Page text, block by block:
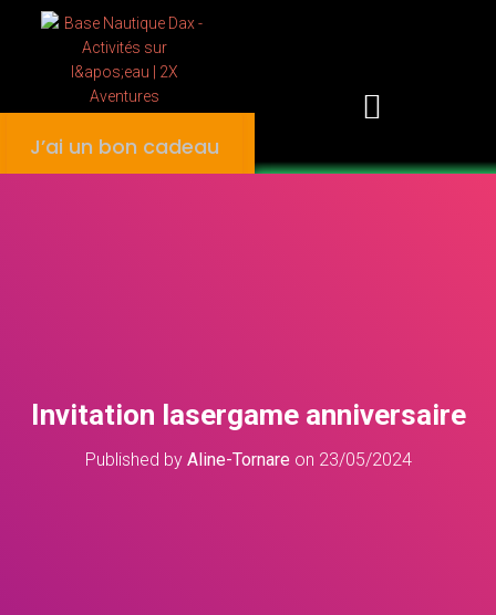
J’ai un bon cadeau
Invitation lasergame anniversaire
Published by Aline-Tornare on 23/05/2024